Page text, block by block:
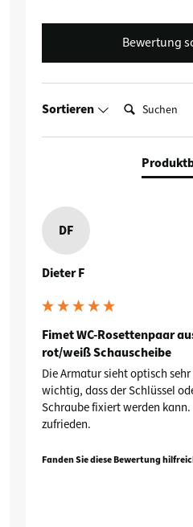
Bewertung
Sortieren Suchen:
DF
Dieter F
Fimet WC-Rosettenpaar
rot/weiß Schauscheibe
Die Armatur sieht optisch
wichtig, dass der Schlüssel
Schraube fixiert werden
zufrieden.
Fanden Sie diese Bewertung